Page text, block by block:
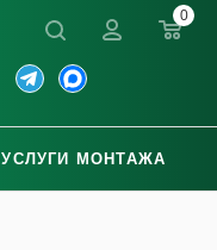
0
УСЛУГИ МОНТАЖА